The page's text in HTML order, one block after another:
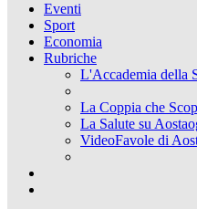
Eventi
Sport
Economia
Rubriche
L'Accademia della
La Coppia che
La Salute su
VideoFavole di